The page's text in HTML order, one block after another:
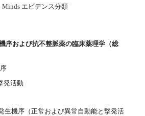
エビデンス分類
序および抗不整脈薬の臨床薬理学（総
発活動
生機序（正常および異常自動能と撃発活